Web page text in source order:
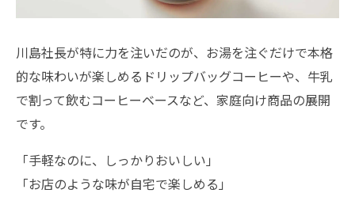
川島社長が特に力を注いだのが、お湯を注ぐだけで本格
的な味わいが楽しめるドリップバッグコーヒーや、牛乳
で割って飲むコーヒーベースなど、家庭向け商品の展開
です。
「手軽なのに、しっかりおいしい」
「お店のような味が自宅で楽しめる」